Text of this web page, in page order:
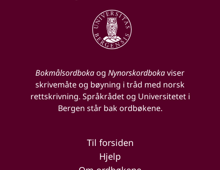
Bokmålsordbokaog Nynorskordbokaviser
skrivemåte og bøyning i tråd med norsk
rettskrivning. Språkrådet og Universitetet i
Bergen står bak ordbøkene.
Til forsiden
Hjelp